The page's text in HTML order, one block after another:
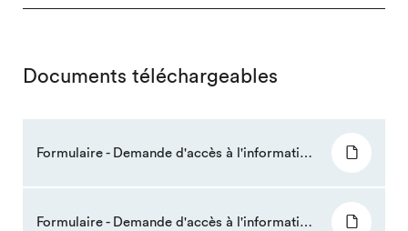
Documents téléchargeables
Formulaire - Demande d'accès à l'information (général)
Formulaire - Demande d'accès à l'information (Service de la sécurité incendie)